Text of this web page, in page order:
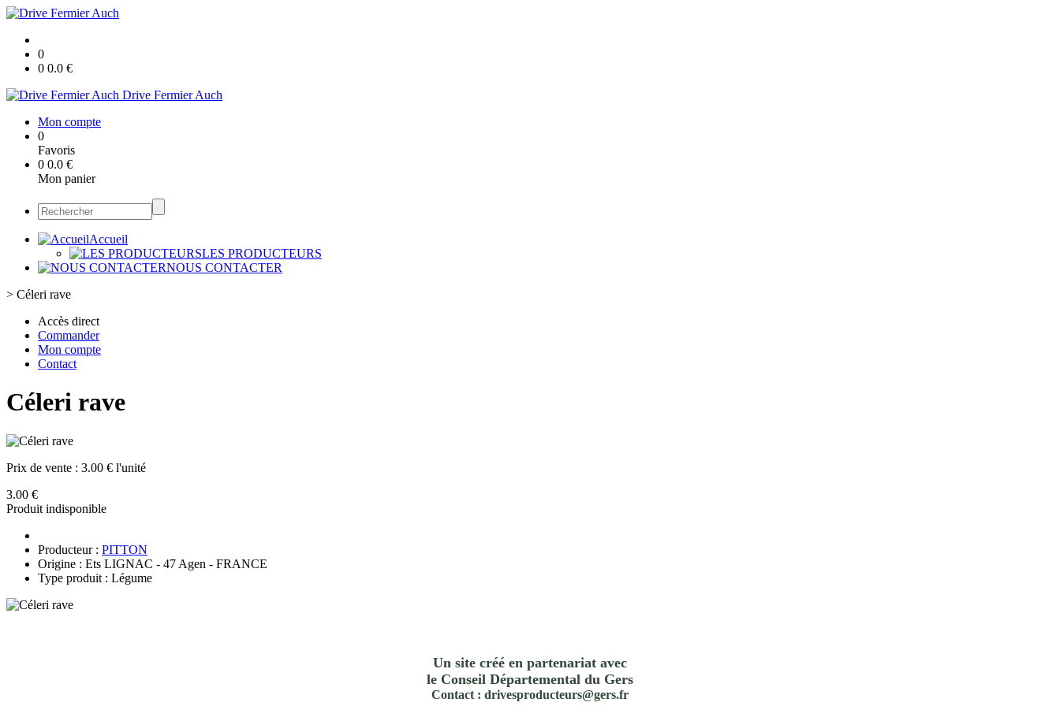
0
0 0.0 €
Drive Fermier Auch
Mon compte
0
Favoris
0 0.0 €
Mon panier
Accueil
LES PRODUCTEURS
NOUS CONTACTER
> Céleri rave
Accès direct
Commander
Mon compte
Contact
Céleri rave
Prix de vente : 3.00 € l'unité
3.00 €
Produit indisponible
Producteur : PITTON
Origine : Ets LIGNAC - 47 Agen - FRANCE
Type produit : Légume
Un site créé en partenariat avec
le Conseil Départemental du Gers
Contact : drivesproducteurs@gers.fr